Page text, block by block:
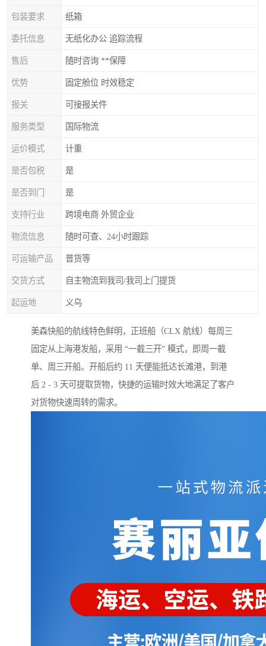
包装要求 纸箱
委托信息 无纸化办公 追踪流程
售后 随时咨询 **保障
优势 固定舱位 时效稳定
报关 可接报关件
服务类型 国际物流
运价模式 计重
是否包税 是
是否到门 是
支持行业 跨境电商 外贸企业
物流信息 随时可查、24小时跟踪
可运输产品 普货等
交货方式 自主物流到我司/我司上门提货
起运地 义乌
美森快船的航线特色鲜明，正班船（CLX 航线）每周三
固定从上海港发船，采用 “一截三开” 模式，即周一截
单、周三开船。开船后约 11 天便能抵达长滩港，到港
后 2 - 3 天可提取货物，快捷的运输时效大地满足了客户
对货物快速周转的需求。